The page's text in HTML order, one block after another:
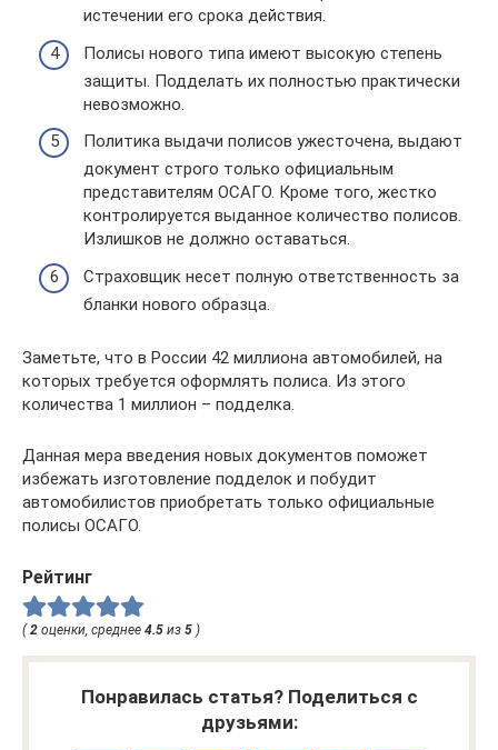
истечении его срока действия.
Полисы нового типа имеют высокую степень
защиты. Подделать их полностью практически
невозможно.
Политика выдачи полисов ужесточена, выдают
документ строго только официальным
представителям ОСАГО. Кроме того, жестко
контролируется выданное количество полисов.
Излишков не должно оставаться.
Страховщик несет полную ответственность за
бланки нового образца.
Заметьте, что в России 42 миллиона автомобилей, на
которых требуется оформлять полиса. Из этого
количества 1 миллион – подделка.
Данная мера введения новых документов поможет
избежать изготовление подделок и побудит
автомобилистов приобретать только официальные
полисы ОСАГО.
Рейтинг
(2 оценки, среднее 4.5 из 5 )
Понравилась статья? Поделиться с
друзьями: